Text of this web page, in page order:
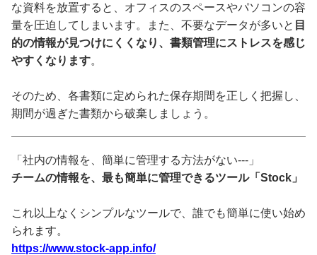
な資料を放置すると、オフィスのスペースやパソコンの容
量を圧迫してしまいます。また、不要なデータが多いと 目
的の情報が見つけにくくなり、書類管理にストレスを感じ
やすくなります。
そのため、各書類に定められた保存期間を正しく把握し、
期間が過ぎた書類から破棄しましょう。
「社内の情報を、簡単に管理する方法がない---」
チームの情報を、最も簡単に管理できるツール「Stock」
これ以上なくシンプルなツールで、誰でも簡単に使い始め
られます。
https://www.stock-app.info/